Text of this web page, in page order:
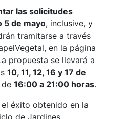
las solicitudes
5 de mayo, inclusive, y
tramitarse a través
en la página
propuesta se llevará a
10, 11, 12, 16 y 17 de
16:00 a 21:00 horas.
éxito obtenido en la
de Jardines